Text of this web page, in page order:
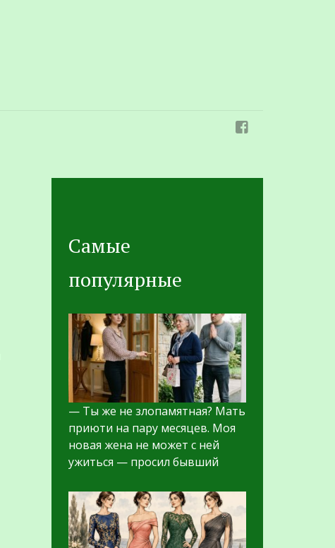
Самые
популярные
— Ты же не злопамятная? Мать
приюти на пару месяцев. Моя
новая жена не может с ней
ужиться — просил бывший